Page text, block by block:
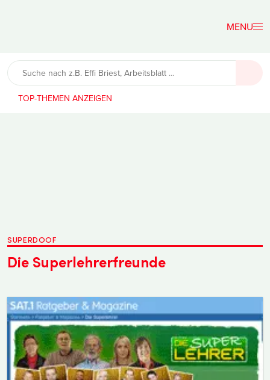
Lehrerfreund
TOP-THEMEN
SUPERDOOF
Die Superlehrerfreunde